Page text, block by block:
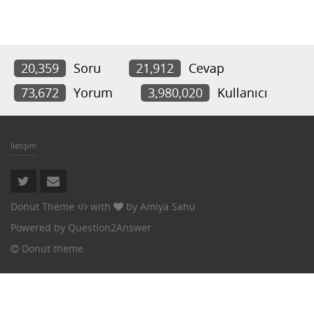
20,359 Soru 21,912
Cevap
73,672
Yorum 3,980,020 Kullanıcı
İletişim
Donut Theme with by Amiya Sahu
Powered by Question2Answer
Donut theme